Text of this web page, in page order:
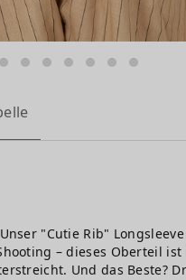
"Cutie Rib"
– dieses Oberteil
Und das Beste?